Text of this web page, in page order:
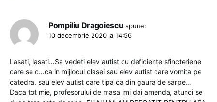
Pompiliu Dragoiescu spune:
10 decembrie 2020 la 14:56
Lasati, lasati…Sa vedeti elev autist cu deficiente sfincteriene
care se c…ca in mijlocul clasei sau elev autist care vomita pe
catedra, sau elev autist care tipa ca din gaura de sarpe…
Daca tot mie, profesorului de masa imi dai amenda, atunci se